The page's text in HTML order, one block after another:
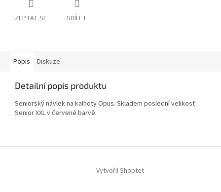
ZEPTAT SE SDÍLET
Popis Diskuze
Detailní popis produktu
Seniorský návlek na kalhoty Opus. Skladem poslední velikost
Senior XXL v červené barvě.
Vytvořil Shoptet